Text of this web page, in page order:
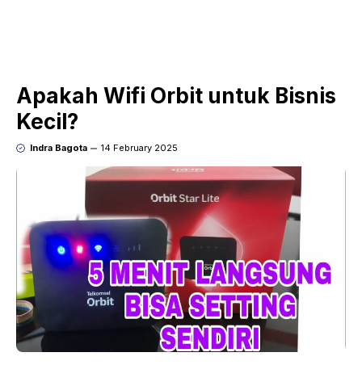
Apakah Wifi Orbit untuk Bisnis
Kecil?
Indra Bagota 14 February 2025